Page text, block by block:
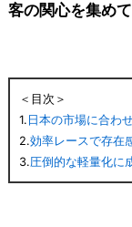
客の関心を集めて
＜目次＞
1. 日本の市場に合わ
2.効率レースで存在
3.圧倒的な軽量化に